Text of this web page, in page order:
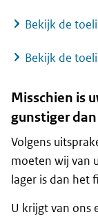
Bekijk de
Bekijk de
Misschien is
gunstiger
Volgens
moeten wij van
lager is dan het
U krijgt van ons